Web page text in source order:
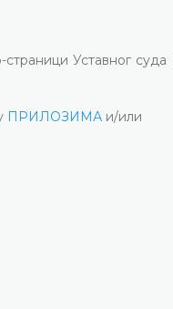
Уставног суда
ПРИЛОЗИМА и/или